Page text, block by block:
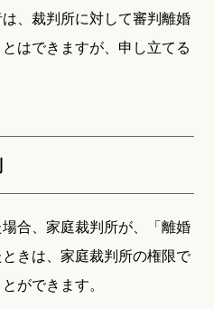
、裁判所に対して審判離婚
はできますが、申し立てる
合、家庭裁判所が、「離婚
きは、家庭裁判所の権限で
ができます。